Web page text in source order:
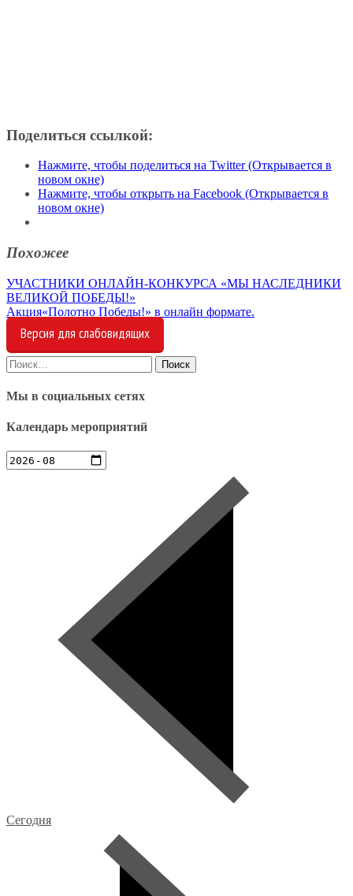
Поделиться ссылкой:
Нажмите, чтобы поделиться на Twitter (Открывается в
новом окне)
Нажмите, чтобы открыть на Facebook (Открывается в
новом окне)
Похожее
Навигация
по
записям
УЧАСТНИКИ ОНЛАЙН-КОНКУРСА «МЫ НАСЛЕДНИКИ
ВЕЛИКОЙ ПОБЕДЫ!»
Акция«Полотно Победы!» в онлайн формате.
Версия для слабовидящих
Найти:
Мы в социальных сетях
Календарь мероприятий
Сегодня